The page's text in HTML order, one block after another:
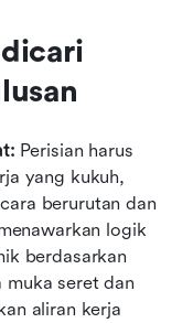
Perisian harus
yang kukuh,
berurutan dan
logik
berdasarkan
muka seret dan
aliran kerja